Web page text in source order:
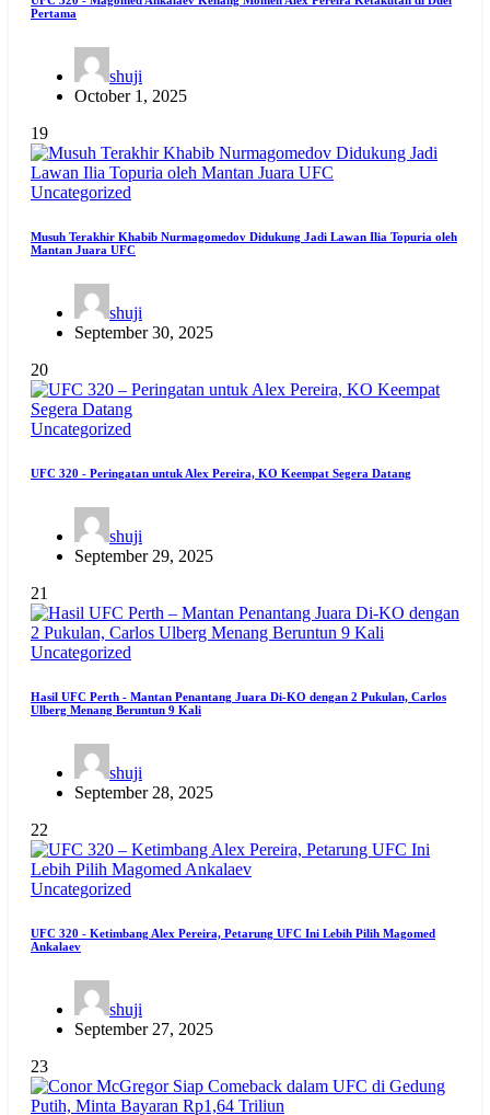
Pertama
shuji
October 1, 2025
19
Uncategorized
Musuh Terakhir Khabib Nurmagomedov Didukung Jadi Lawan Ilia Topuria oleh
Mantan Juara UFC
shuji
September 30, 2025
20
Uncategorized
UFC 320 - Peringatan untuk Alex Pereira, KO Keempat Segera Datang
shuji
September 29, 2025
21
Uncategorized
Hasil UFC Perth - Mantan Penantang Juara Di-KO dengan 2 Pukulan, Carlos
Ulberg Menang Beruntun 9 Kali
shuji
September 28, 2025
22
Uncategorized
UFC 320 - Ketimbang Alex Pereira, Petarung UFC Ini Lebih Pilih Magomed
Ankalaev
shuji
September 27, 2025
23